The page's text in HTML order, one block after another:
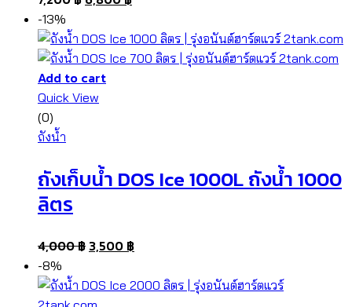
-13%
Add to cart
Quick View
(0)
ถังน้ำ
ถังเก็บน้ำ DOS Ice 1000L ถังน้ำ 1000
ลิตร
4,000฿ 3,500 ฿
-8%